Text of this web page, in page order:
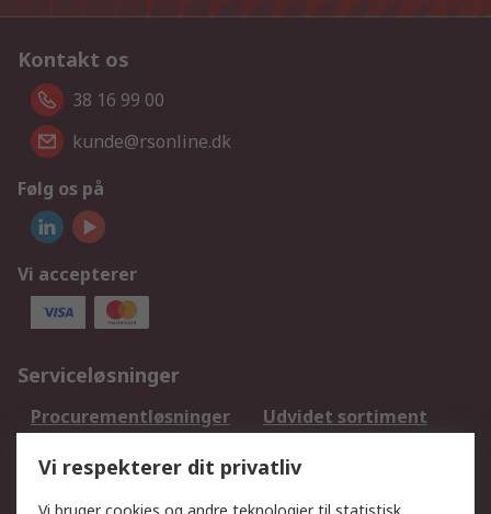
Kontakt os
38 16 99 00
kunde@rsonline.dk
Følg os på
Vi accepterer
Serviceløsninger
Procurementløsninger
Udvidet sortiment
DesignSpark
Teknisk Support
Dit lokale salgsteam
Eksportløsninger
Vi respekterer dit privatliv